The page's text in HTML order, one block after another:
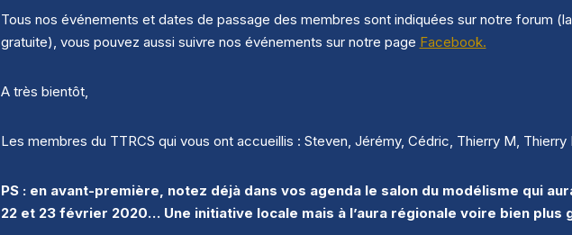
Tous nos événements et dates de passage des membres sont indiquées sur notre forum
gratuite), vous pouvez aussi suivre nos événements sur notre page Facebook.
A très bientôt,
Les membres du TTRCS qui vous ont accueillis : Steven, Jérémy, Cédric, Thierry M, Thierry
PS: en avant-première, notez déjà dans vos agenda le salon du modélisme qui
22 et 23 février 2020… Une initiative locale mais à l’aura régionale voire bien plus